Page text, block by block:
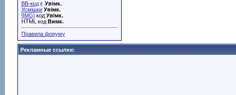
BB-код є Увімк.
Усмішки Увімк.
[IMG] код Увімк.
HTML код Вимк.
Правила форуму
Рекламные ссылки: